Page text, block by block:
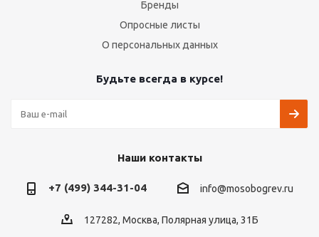
Бренды
Опросные листы
О персональных данных
Будьте всегда в курсе!
Наши контакты
+7 (499) 344-31-04 info@mosobogrev.ru
127282, Москва, Полярная улица, 31Б